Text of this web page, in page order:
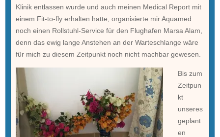
Klinik entlassen wurde und auch meinen Medical Report mit
einem Fit-to-fly erhalten hatte, organisierte mir Aquamed
noch einen Rollstuhl-Service für den Flughafen Marsa Alam,
denn das ewig lange Anstehen an der Warteschlange wäre
für mich zu diesem Zeitpunkt noch nicht machbar gewesen.
Bis zum
Zeitpun
kt
unseres
geplant
en